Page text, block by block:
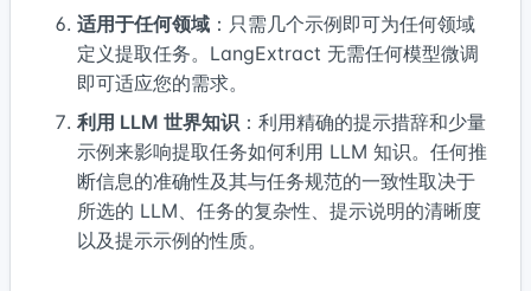
适用于任何领域 ：只需几个示例即可为任何领域
定义提取任务。LangExtract 无需任何模型微调
即可适应您的需求。
利用 LLM 世界知识 ：利用精确的提示措辞和少量
示例来影响提取任务如何利用 LLM 知识。任何推
断信息的准确性及其与任务规范的一致性取决于
所选的 LLM、任务的复杂性、提示说明的清晰度
以及提示示例的性质。